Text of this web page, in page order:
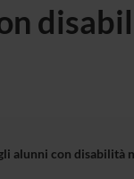
con disabilità